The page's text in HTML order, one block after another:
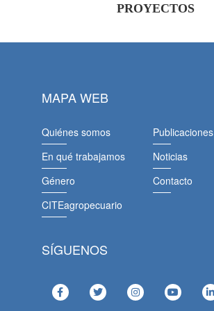
PROYECTOS
MAPA WEB
Quiénes somos
En qué trabajamos
Género
CITEagropecuario
Publicaciones
Noticias
Contacto
SÍGUENOS